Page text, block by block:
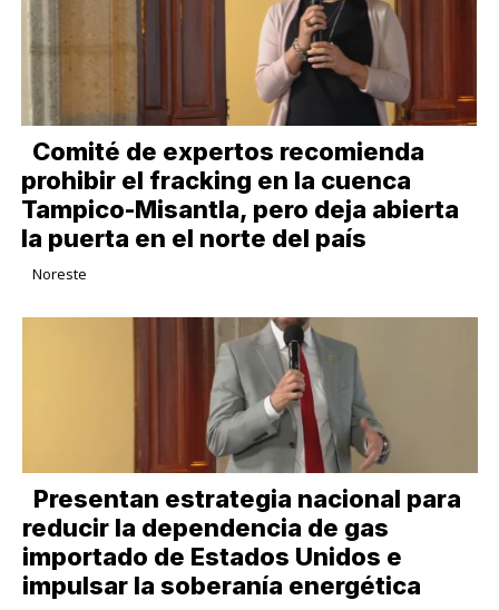
Comité de expertos recomienda
prohibir el fracking en la cuenca
Tampico-Misantla, pero deja abierta
la puerta en el norte del país
Noreste
Presentan estrategia nacional para
reducir la dependencia de gas
importado de Estados Unidos e
impulsar la soberanía energética